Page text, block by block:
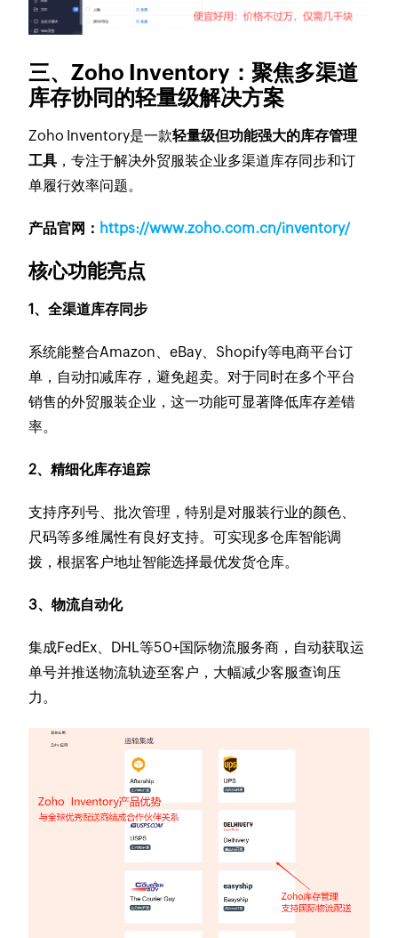
三、Zoho Inventory：聚焦多渠道
库存协同的轻量级解决方案
Zoho Inventory是一款轻量级但功能强大的库存管理
工具 ，专注于解决外贸服装企业多渠道库存同步和订
单履行效率问题。
产品官网： https://www.zoho.com.cn/inventory/
核心功能亮点
1、全渠道库存同步
系统能整合Amazon、eBay、Shopify等电商平台订
单，自动扣减库存，避免超卖。对于同时在多个平台
销售的外贸服装企业，这一功能可显著降低库存差错
率。
2、精细化库存追踪
支持序列号、批次管理，特别是对服装行业的颜色、
尺码等多维属性有良好支持。可实现多仓库智能调
拨，根据客户地址智能选择最优发货仓库。
3、物流自动化
集成FedEx、DHL等50+国际物流服务商，自动获取运
单号并推送物流轨迹至客户，大幅减少客服查询压
力。